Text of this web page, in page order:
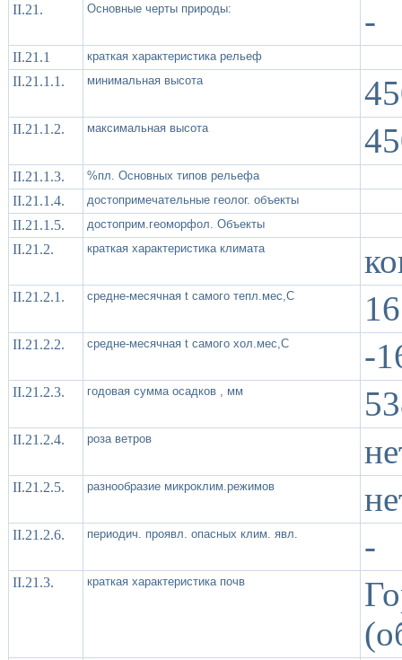
II.21. Основные черты природы: -
II.21.1 краткая характеристика рельеф
II.21.1.1. минимальная высота
II.21.1.2. максимальная высота
II.21.1.3. %пл. Основных типов рельефа
II.21.1.4. достопримечательные геолог. объекты
II.21.1.5. достоприм.геоморфол. Объекты
II.21.2. краткая характеристика климата
II.21.2.1. средне-месячная t самого тепл.мес,С
II.21.2.2. средне-месячная t самого хол.мес,С -
II.21.2.3. годовая сумма осадков , мм
II.21.2.4. роза ветров
II.21.2.5. разнообразие микроклим.режимов
II.21.2.6. периодич. проявл. опасных клим. явл. -
II.21.3. краткая характеристика почв